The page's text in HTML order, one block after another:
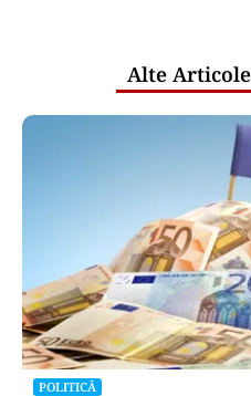
Alte
POLITICĂ